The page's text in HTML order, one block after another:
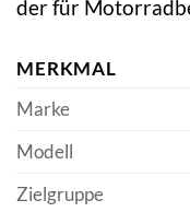
der für
MERKMAL
Marke
Modell
Zielgruppe